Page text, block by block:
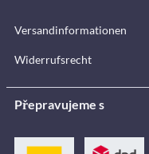
Versandinformationen
Widerrufsrecht
Přepravujeme s